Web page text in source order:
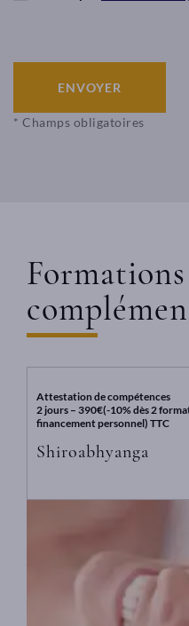
ENVOYER
* Champs obligatoires
Formations
Attestation de compétences
2 jours – 390€(-10% dès 2
financement personnel) TTC
Shiroabhyanga